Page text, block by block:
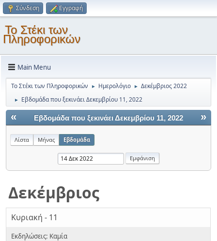
Σύνδεση Εγγραφή
Το Στέκι των
Πληροφορικών
Main Menu
Το Στέκι των Πληροφορικών ► Ημερολόγιο ► Δεκέμβριος 2022
► Εβδομάδα που ξεκινάει Δεκεμβρίου 11, 2022
« »
Εβδομάδα που ξεκινάει Δεκεμβρίου 11, 2022
Λίστα Μήνας Εβδομάδα
Δεκέμβριος
Κυριακή - 11